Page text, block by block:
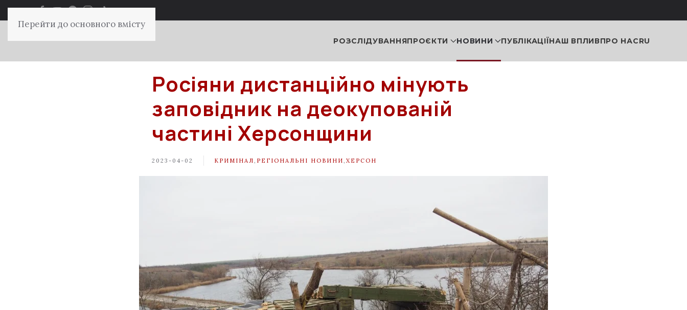
Перейти до основного вмісту
РОЗСЛІДУВАННЯПРОЄКТИ НОВИНИ ПУБЛІКАЦІЇНАШ ВПЛИВПРО НАСRU
Росіяни дистанційно мінують
заповідник на деокупованій
частині Херсонщини
2023-04-02 КРИМІНАЛ РЕГІОНАЛЬНІ НОВИНИ ХЕРСОН